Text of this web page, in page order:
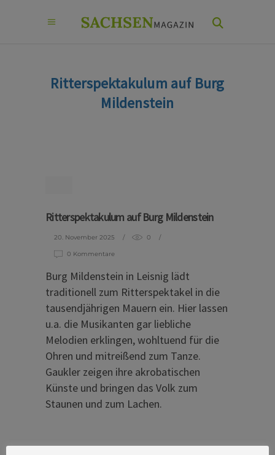
Ritterspektakulum auf Burg
Mildenstein
Ritterspektakulum auf Burg Mildenstein
20. November 2025 0
0 Kommentare
Burg Mildenstein in Leisnig lädt
traditionell zum Ritterspektakel in die
tausendjährigen Mauern ein. Hier lassen
u.a. die Musikanten gar liebliche
Melodien erklingen, wohltuend für die
Ohren und mitreißend zum Tanze.
Gaukler zeigen ihre akrobatischen
Künste und bringen das Volk zum
Staunen und zum Lachen.